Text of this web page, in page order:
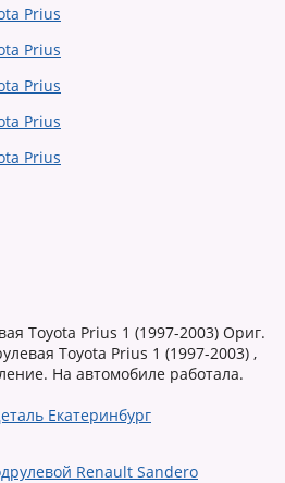
Toyota Prius 1 (1997-2003) Ориг.
Toyota Prius 1 (1997-2003) ,
На автомобиле работала.
Екатеринбург